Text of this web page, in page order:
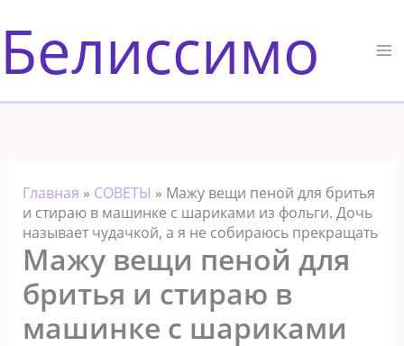
к
содержимому
Белиссимо
Главная » СОВЕТЫ » Мажу вещи пеной для бритья
и стираю в машинке с шариками из фольги. Дочь
называет чудачкой, а я не собираюсь прекращать
Мажу вещи пеной для
бритья и стираю в
машинке с шариками